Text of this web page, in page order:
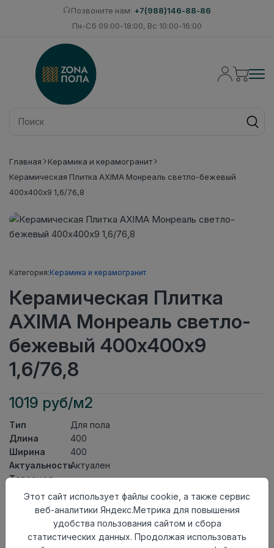
Позвоните нам: +7(988)146-88-86
Пн-Сб 09:00-18:00, Вс 10:00-16:00
Главная
Керамика и керамогранит
Керамическая Плитка AXIMA Монреаль светло-бежевый
400х400х9 1,6/76,8
Категория:Керамика и керамогранит
Керамическая Плитка
AXIMA Монреаль светло-
бежевый 400х400х9
1,6/76,8
1019 руб/м2
Тип
Для пола
Длина
400
Ширина
400
АктуальностьАктуален
Товарная
группа
Толщина
матовая
происхождения
Россия
Этот сайт использует файлы cookie, а также сервис
веб-аналитики Яндекс.Метрика для повышения
удобства пользования сайтом и сбора
статистических данных. Продолжая использовать